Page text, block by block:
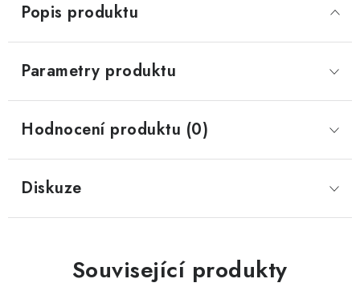
Popis produktu
Parametry produktu
Hodnocení produktu (0)
Diskuze
Související produkty